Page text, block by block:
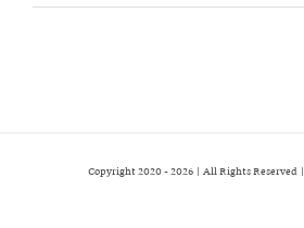
2026 | All Rights Reserved |